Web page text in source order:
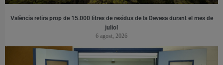
València retira prop de 15.000 litres de residus de la Devesa durant el mes de
juliol
6 agost, 2026